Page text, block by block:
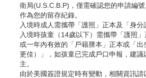
衛局(U.S.C.B.P)，僅需確認您的申請編
作為您的留存紀錄。
入境時成人需攜帶「護照」正本及「身分
入境時孩童（14歲以下）需攜帶「護照
或一年內有效的「戶籍謄本」正本或「
更佳）」，如孩童已完成戶口申報，建
主。
由於美國簽證規定時有變動，相關資訊